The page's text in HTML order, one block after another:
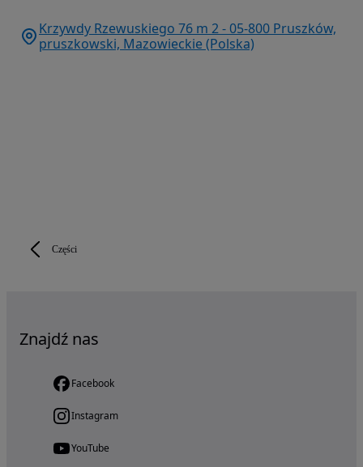
Części
Krzywdy Rzewuskiego 76 m 2 - 05-800 Pruszków,
pruszkowski, Mazowieckie (Polska)
Znajdź nas
Facebook
Instagram
YouTube